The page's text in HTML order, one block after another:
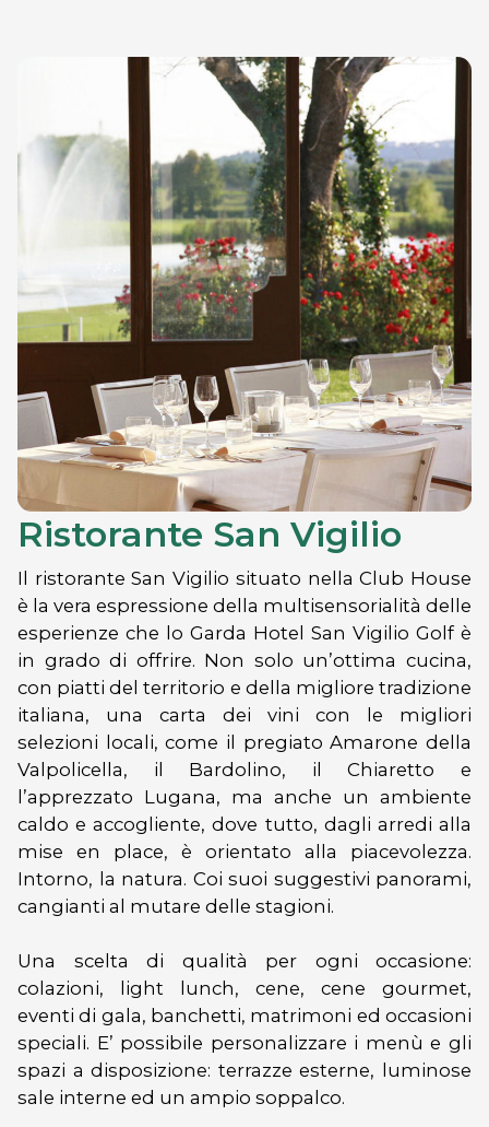
Ristorante San Vigilio
Il ristorante San Vigilio situato nella Club House
è la vera espressione della multisensorialità delle
esperienze che lo Garda Hotel San Vigilio Golf è
in grado di offrire. Non solo un’ottima cucina,
con piatti del territorio e della migliore tradizione
italiana, una carta dei vini con le migliori
selezioni locali, come il pregiato Amarone della
Valpolicella, il Bardolino, il Chiaretto e
l’apprezzato Lugana, ma anche un ambiente
caldo e accogliente, dove tutto, dagli arredi alla
mise en place, è orientato alla piacevolezza.
Intorno, la natura. Coi suoi suggestivi panorami,
cangianti al mutare delle stagioni.
Una scelta di qualità per ogni occasione:
colazioni, light lunch, cene, cene gourmet,
eventi di gala, banchetti, matrimoni ed occasioni
speciali. E’ possibile personalizzare i menù e gli
spazi a disposizione: terrazze esterne, luminose
sale interne ed un ampio soppalco.